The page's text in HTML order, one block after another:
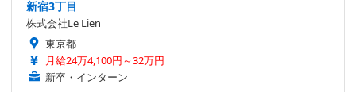
新宿3丁目
株式会社Le Lien
東京都
月給24万4,100円～32万円
新卒・インターン